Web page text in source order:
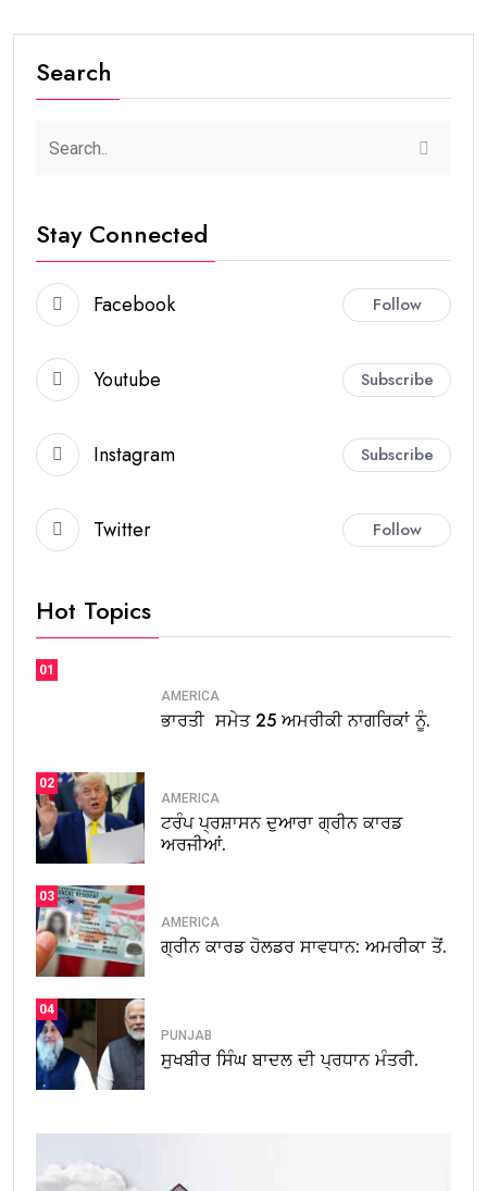
Search
Stay Connected
Facebook Follow
Youtube Subscribe
Instagram Subscribe
Twitter Follow
Hot Topics
01
AMERICA
ਭਾਰਤੀ ਸਮੇਤ 25 ਅਮਰੀਕੀ ਨਾਗਰਿਕਾਂ ਨੂੰ.
02
AMERICA
ਟਰੰਪ ਪ੍ਰਸ਼ਾਸਨ ਦੁਆਰਾ ਗ੍ਰੀਨ ਕਾਰਡ
ਅਰਜੀਆਂ.
03
AMERICA
ਗ੍ਰੀਨ ਕਾਰਡ ਹੋਲਡਰ ਸਾਵਧਾਨ: ਅਮਰੀਕਾ ਤੋਂ.
04
PUNJAB
ਸੁਖਬੀਰ ਸਿੰਘ ਬਾਦਲ ਦੀ ਪ੍ਰਧਾਨ ਮੰਤਰੀ.